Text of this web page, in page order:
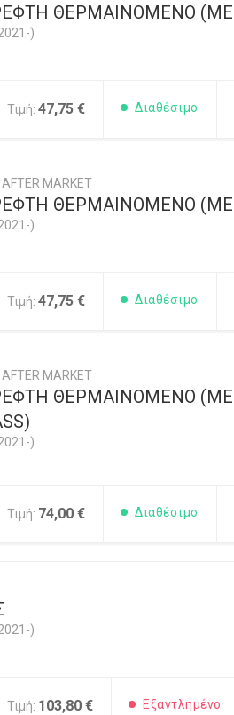
ΘΕΡΜΑΙΝOMENO (ME
)
Τιμή: 47,75 € Διαθέσιμο
MARKET
ΘΕΡΜΑΙΝOMENO (ME
)
Τιμή: 47,75 € Διαθέσιμο
MARKET
ΘΕΡΜΑΙΝOMENO (ME
)
Τιμή: 74,00 € Διαθέσιμο
)
Τιμή: 103,80 € Εξαντλημένο